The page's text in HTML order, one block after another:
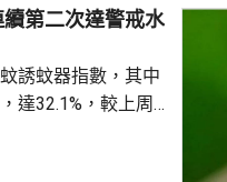
子今日更新保釋手
又說案件的刑事調
保釋候查，...
第二次達警戒水
誘蚊器指數，其中
達32.1%，較上周